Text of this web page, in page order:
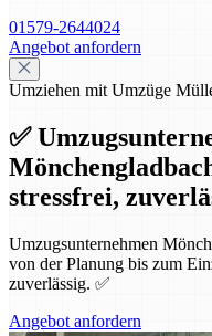
01579-2644024
Angebot anfordern
Umziehen mit Umzüge
✅
stressfrei,
Umzugsunternehmen
von der Planung bis zum
zuverlässig. ✅
Angebot anfordern